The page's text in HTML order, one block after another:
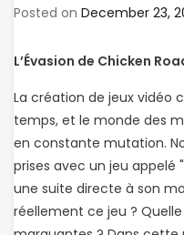
Posted on December 23,
L’Évasion de Chicken
La création de jeux vidéo
temps, et le monde des
en constante mutation.
prises avec un jeu appelé
une suite directe à son
réellement ce jeu ?